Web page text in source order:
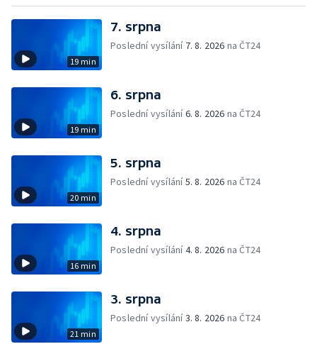
19 min
7. srpna
Poslední vysílání 7. 8. 2026 na ČT24
19 min
6. srpna
Poslední vysílání6. 8. 2026 na ČT24
20 min
5. srpna
Poslední vysílání5. 8. 2026 na ČT24
16 min
4. srpna
Poslední vysílání4. 8. 2026 na ČT24
21 min
3. srpna
Poslední vysílání3. 8. 2026 na ČT24